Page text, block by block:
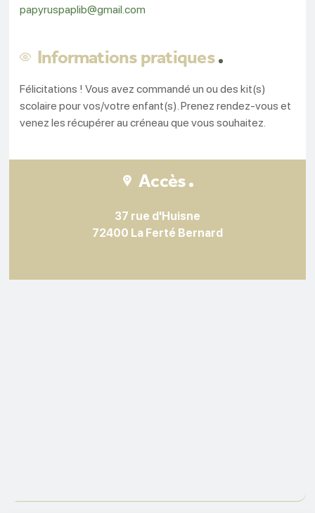
papyruspaplib@gmail.com
Informations pratiques
Félicitations ! Vous avez commandé un ou des kit(s)
scolaire pour vos/votre enfant(s). Prenez rendez-vous et
venez les récupérer au créneau que vous souhaitez.
Accès
37 rue d'Huisne
72400 La Ferté Bernard